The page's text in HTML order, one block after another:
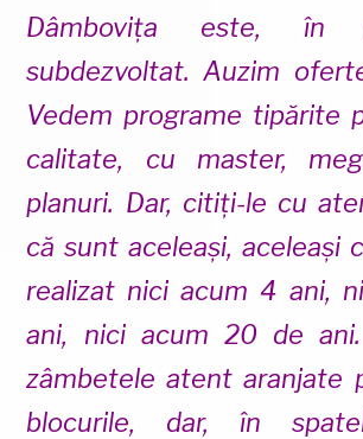
Dâmbovița este, în
subdezvoltat. Auzim
Vedem programe tipărite
calitate, cu master,
planuri. Dar, citiți-le cu
că sunt aceleași, aceleași
realizat nici acum 4 ani,
ani, nici acum 20 de
zâmbetele atent aranjate
blocurile, dar, în